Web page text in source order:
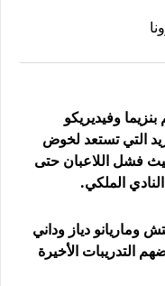
وفيديريكو
التي تستعد لخوض
فشل اللاعبان حتى
الملكي.
وماريانو دياز وداني
التدريبات الأخيرة